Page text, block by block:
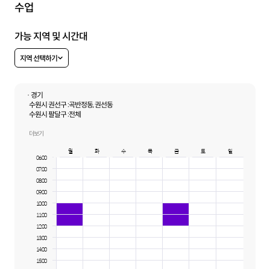
수업
가능 지역 및 시간대
지역 선택하기
· 경기
수원시 권선구 :곡반정동, 권선동
수원시 팔달구 :전체
수원시 장안구 :
수원시 영통구 :전체
더보기
월 화 수 목 금 토
일
06:00
07:00
08:00
09:00
10:00
11:00
12:00
13:00
14:00
15:00